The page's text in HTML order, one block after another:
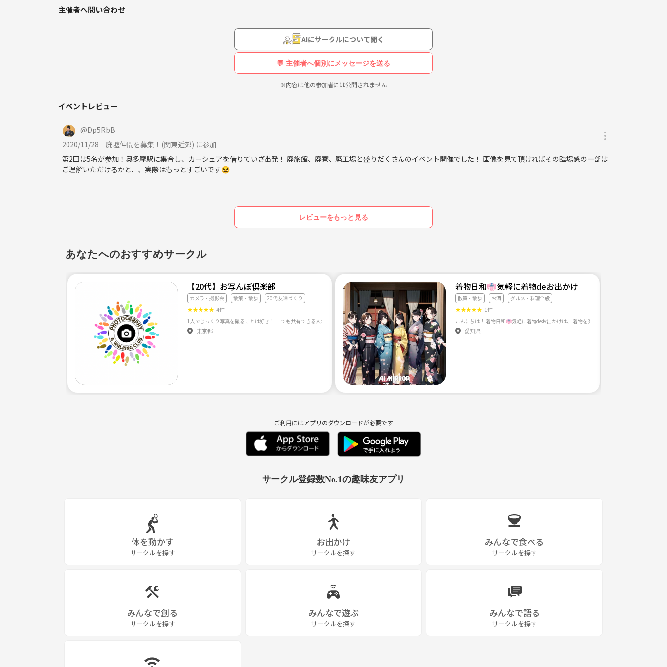
第1回とは違い廃旅館や廃工場など大規模な廃墟達が私たちを出迎えてくれました。
実際、廃墟探索は危険と隣り合わせだと思いますので、細心の注意を払って遂行したいと思います。
自動車運転できる人歓迎(タイムズカーシェアに登録しているかた大歓迎)(*‘∀‘)
主催者へ問い合わせ
AIにサークルについて聞く
💬 主催者へ個別にメッセージを送る
※内容は他の参加者には公開されません
イベントレビュー
@Dp5RbB
2020/11/28
廃墟仲間を募集！(関東近郊) に参加
第2回は5名が参加！奥多摩駅に集合し、カーシェアを借りていざ出発！ 廃旅館、廃寮、廃工場と盛りだくさんのイベント開催でした！ 画像を見て頂ければその臨場感の一部は
ご理解いただけるかと、、実際はもっとすごいです😆
レビューをもっと見る
あなたへのおすすめサークル
【20代】お写んぽ倶楽部
カメラ・撮影会 散策・散歩 20代友達づくり
★★★★★ 4件
1人でじっくり写真を撮ることは好き！ …でも共有できる人がいたら もっと楽しいだろうな〜！ ふ
東京都
着物日和👘気軽に着物deお出かけ
散策・散歩 お酒 グルメ・料理全般
★★★★★ 1件
愛知県
ご利用にはアプリのダウンロードが必要です
サークル登録数No.1の趣味友アプリ
体を動かす
サークルを探す
お出かけ
サークルを探す
みんなで食べる
サークルを探す
みんなで創る
サークルを探す
みんなで遊ぶ
サークルを探す
みんなで語る
サークルを探す